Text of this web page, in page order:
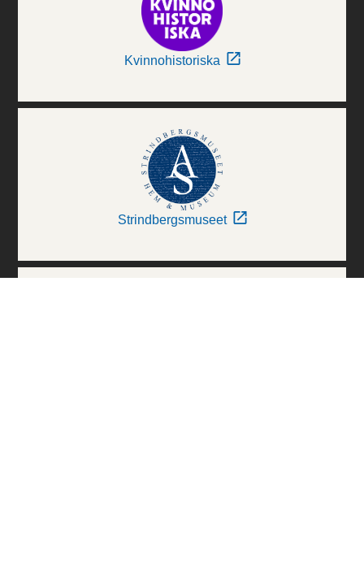
Kvinnohistoriska
Strindbergsmuseet